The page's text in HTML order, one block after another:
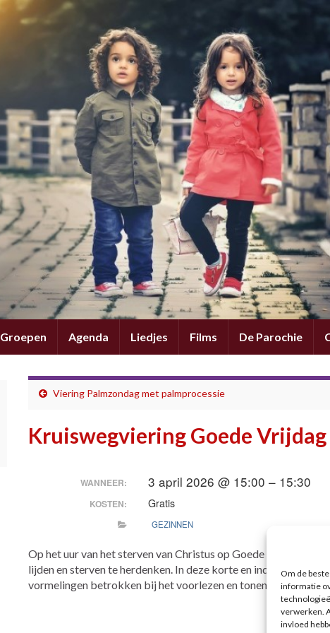
Om de
informatie
verwerken.
invloed
Groepen Agenda Liedjes Films De Parochie
Viering Palmzondag met palmprocessie
Kruiswegviering Goede Vrijdag
WANNEER: 3 april 2026 @ 15:00 – 15:30
KOSTEN: Gratis
GEZINNEN
Op het uur van het sterven van Christus op Goede Vrijdag
lijden en sterven te herdenken. In deze korte en
vormelingen betrokken bij het voorlezen en tonen van